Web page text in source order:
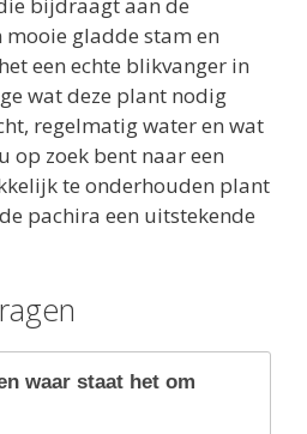
gladde stam en
een echte blikvanger in
wat deze plant nodig
regelmatig water en wat
op zoek bent naar een
te onderhouden plant
pachira een uitstekende
waar staat het om